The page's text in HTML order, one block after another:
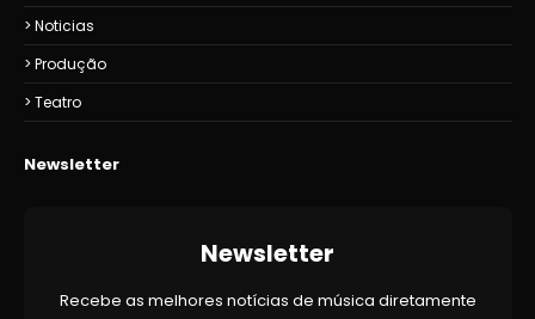
Noticias
Produção
Teatro
Newsletter
Newsletter
Recebe as melhores notícias de música diretamente